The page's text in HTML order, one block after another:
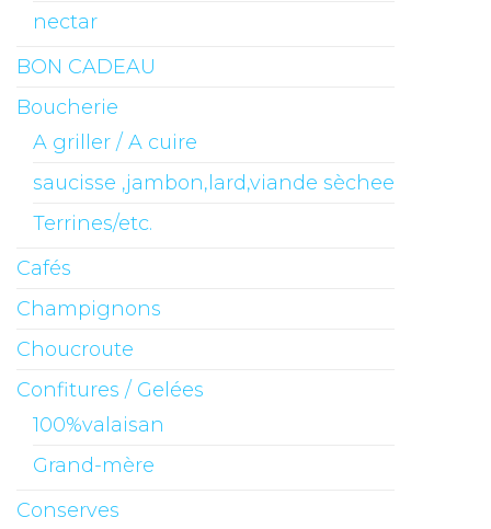
nectar
BON CADEAU
Boucherie
A griller / A cuire
saucisse ,jambon,lard,viande sèchee
Terrines/etc.
Cafés
Champignons
Choucroute
Confitures / Gelées
100%valaisan
Grand-mère
Conserves